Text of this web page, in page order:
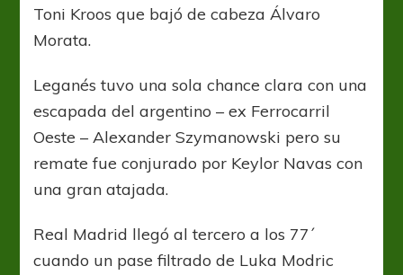
Toni Kroos que bajó de cabeza Álvaro
Morata.
Leganés tuvo una sola chance clara con una
escapada del argentino – ex Ferrocarril
Oeste – Alexander Szymanowski pero su
remate fue conjurado por Keylor Navas con
una gran atajada.
Real Madrid llegó al tercero a los 77´
cuando un pase filtrado de Luka Modric